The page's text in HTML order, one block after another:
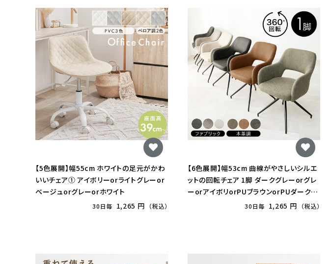
【5色展開】幅55cm ホワイトの足元がかわ
いいチェア① アイボリーorライトグレーor
ベージュorグレーorホワイト
30日毎 1,265 円 （税込）
【6色展開】幅53cm 曲線がやさしいシルエ
ットの回転チェア 1脚 ダークグレーorグレ
ーorアイボリorPUブラウンorPUダークグ
30日毎 1,265 円 （税込）